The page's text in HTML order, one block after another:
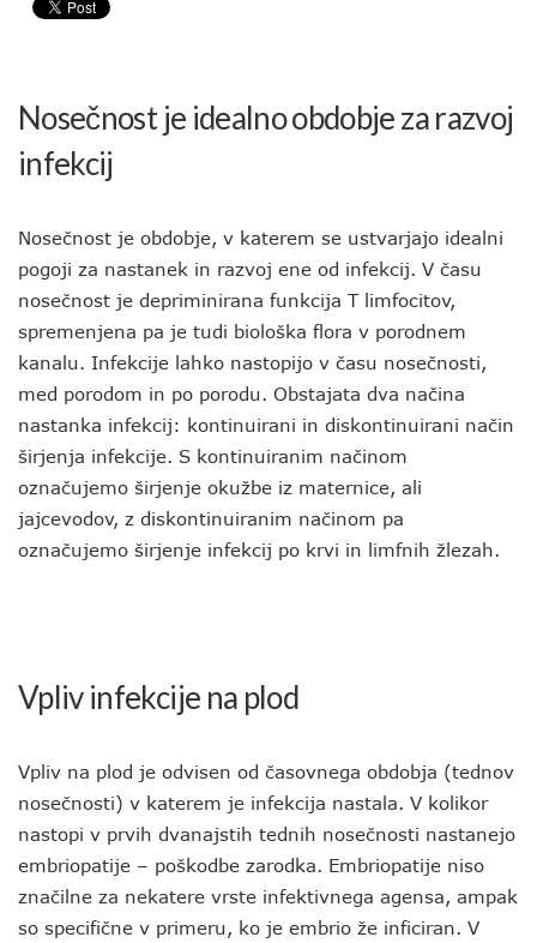
Nosečnost je idealno obdobje za razvoj
infekcij
Nosečnost je obdobje, v katerem se ustvarjajo idealni
pogoji za nastanek in razvoj ene od infekcij. V času
nosečnost je depriminirana funkcija T limfocitov,
spremenjena pa je tudi biološka flora v porodnem
kanalu. Infekcije lahko nastopijo v času nosečnosti,
med porodom in po porodu. Obstajata dva načina
nastanka infekcij: kontinuirani in diskontinuirani način
širjenja infekcije. S kontinuiranim načinom
označujemo širjenje okužbe iz maternice, ali
jajcevodov, z diskontinuiranim načinom pa
označujemo širjenje infekcij po krvi in limfnih žlezah.
Vpliv infekcije na plod
Vpliv na plod je odvisen od časovnega obdobja (tednov
nosečnosti) v katerem je infekcija nastala. V kolikor
nastopi v prvih dvanajstih tednih nosečnosti nastanejo
embriopatije – poškodbe zarodka. Embriopatije niso
značilne za nekatere vrste infektivnega agensa, ampak
so specifične v primeru, ko je embrio že inficiran. V